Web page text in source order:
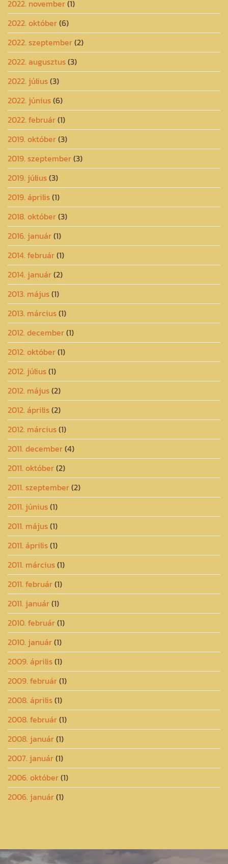
2022. november(1)
2022. október(6)
2022. szeptember(2)
2022. augusztus(3)
2022. július(3)
2022. június(6)
2022. február(1)
2019. október(3)
2019. szeptember(3)
2019. július(3)
2019. április(1)
2018. október(3)
2016. január(1)
2014. február(1)
2014. január(2)
2013. május(1)
2013. március(1)
2012. december(1)
2012. október(1)
2012. július(1)
2012. május(2)
2012. április(2)
2012. március(1)
2011. december(4)
2011. október(2)
2011. szeptember(2)
2011. június(1)
2011. május(1)
2011. április(1)
2011. március(1)
2011. február(1)
2011. január(1)
2010. február(1)
2010. január(1)
2009. április(1)
2009. február(1)
2008. április(1)
2008. február(1)
2008. január(1)
2007. január(1)
2006. október(1)
2006. január(1)